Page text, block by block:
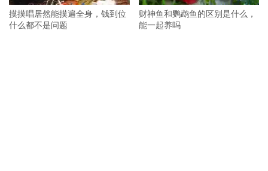
摸摸唱居然能摸遍全身，钱到位
什么都不是问题
财神鱼和鹦鹉鱼的区别是什么，
能一起养吗